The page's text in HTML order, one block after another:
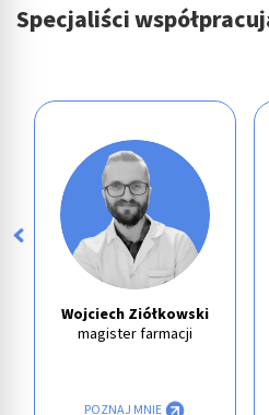
Specjaliści
Wojciech Ziółkowski
magister farmacji
POZNAJ MNIE